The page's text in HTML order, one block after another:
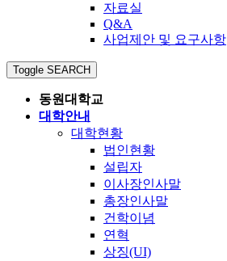
자료실
Q&A
사업제안 및 요구사항
Toggle SEARCH
동원대학교
대학안내
대학현황
법인현황
설립자
이사장인사말
총장인사말
건학이념
연혁
상징(UI)